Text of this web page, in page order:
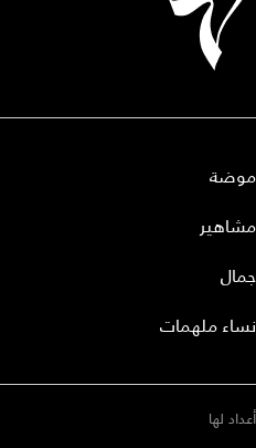
موضة
مشاهير
جمال
نساء ملهمات
أعداد لها